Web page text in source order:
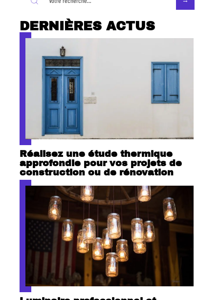
DERNIÈRES ACTUS
Réalisez une étude thermique
approfondie pour vos projets de
construction ou de rénovation